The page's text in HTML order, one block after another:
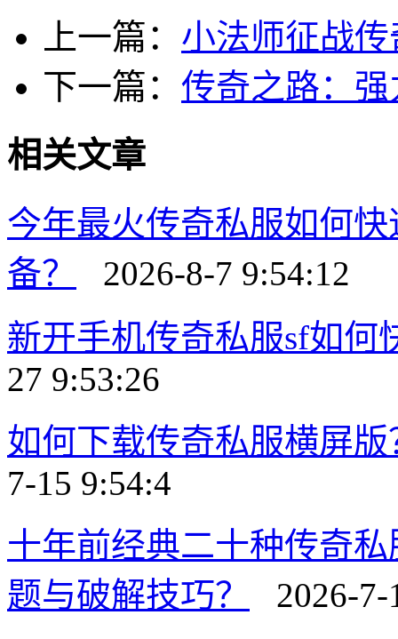
上一篇： 小法师征战
下一篇： 传奇之路：
相关文章
今年最火传奇私服如何
备？
2026-8-7 9:54:12
新开手机传奇私服sf如何
27 9:53:26
如何下载传奇私服横屏
7-15 9:54:4
十年前经典二十种传奇
题与破解技巧？
2026-7-